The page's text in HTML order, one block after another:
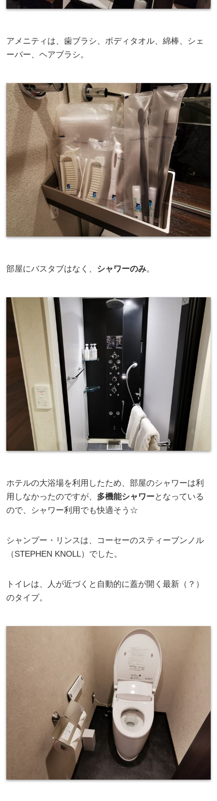
アメニティは、歯ブラシ、ボディタオル、綿棒、シェ
ーバー、ヘアブラシ。
部屋にバスタブはなく、 シャワーのみ。
ホテルの大浴場を利用したため、部屋のシャワーは利
用しなかったのですが、 多機能シャワーとなっている
ので、シャワー利用でも快適そう☆
シャンプー・リンスは、コーセーのスティーブンノル
（STEPHEN KNOLL）でした。
トイレは、人が近づくと自動的に蓋が開く最新（？）
のタイプ。